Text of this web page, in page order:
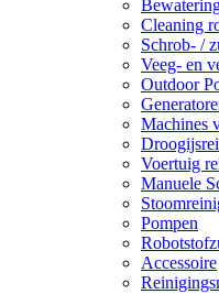
Cleaning
Schrob- /
Veeg- en
Outdoor
Machines
Voertuig
Manuele
Pompen
Accessoire